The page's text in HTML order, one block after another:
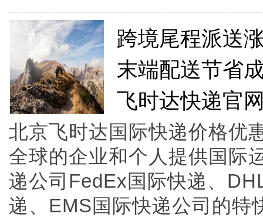
跨境尾程派送
末端配送节省
飞时达快递官
北京飞时达国际快递价格优
全球的企业和个人提供国际
递公司FedEx国际快递、
递、EMS国际快递公司的特